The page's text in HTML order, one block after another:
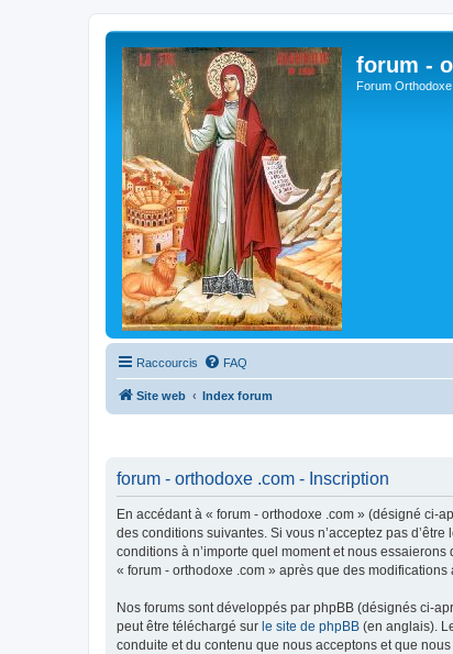
forum -
Forum
Raccourcis FAQ
Site web Index forum
forum - orthodoxe .com - Inscription
En accédant à « forum - orthodoxe .com » (désigné ci-
des conditions suivantes. Si vous n’acceptez pas
conditions à n’importe quel moment et nous
« forum - orthodoxe .com » après que des
Nos forums sont développés par phpBB (désignés ci-
peut être téléchargé sur le site de phpBB (en anglais).
conduite et du contenu que nous acceptons et que